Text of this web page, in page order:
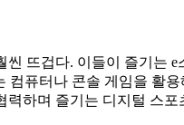
씬 뜨겁다. 이들이 즐기는 e
컴퓨터나 콘솔 게임을 활용
력하며 즐기는 디지털 스포